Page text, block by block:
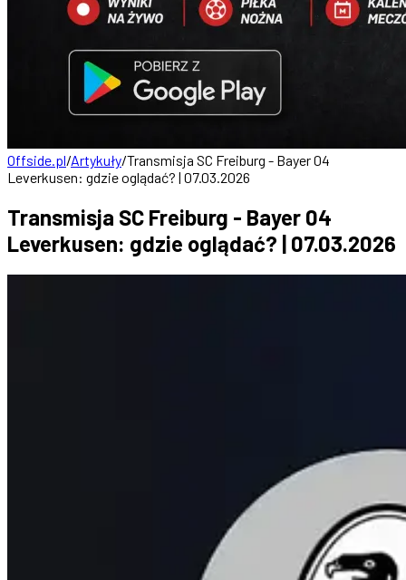
Offside.pl/Artykuły/Transmisja SC Freiburg - Bayer 04
Leverkusen: gdzie oglądać? | 07.03.2026
Transmisja SC Freiburg - Bayer 04
Leverkusen: gdzie oglądać? | 07.03.2026